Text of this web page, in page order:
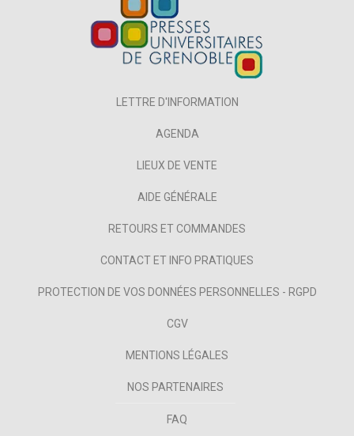
LETTRE D'INFORMATION
AGENDA
LIEUX DE VENTE
AIDE GÉNÉRALE
RETOURS ET COMMANDES
CONTACT ET INFO PRATIQUES
PROTECTION DE VOS DONNÉES PERSONNELLES - RGPD
CGV
MENTIONS LÉGALES
NOS PARTENAIRES
FAQ